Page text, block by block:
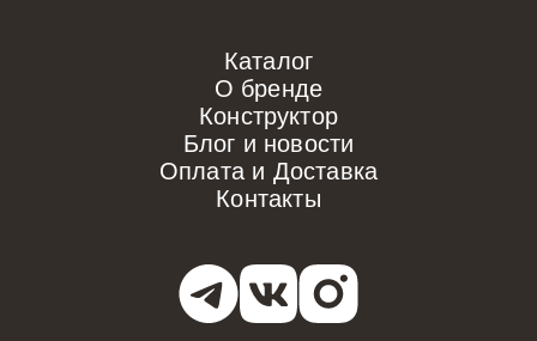
Каталог
О бренде
Конструктор
Блог и новости
Оплата и Доставка
Контакты